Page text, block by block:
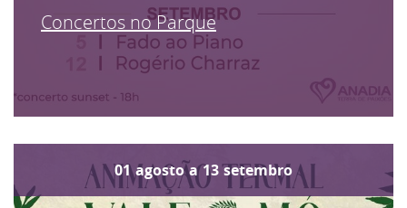
Concertos no Parque
01 agosto a 13 setembro